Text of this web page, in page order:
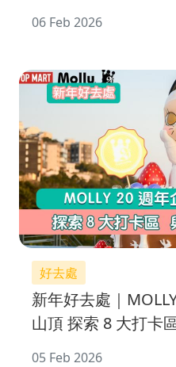
06 Feb 2026
好去處
新年好去處｜
山頂 探索 8 大打卡
05 Feb 2026